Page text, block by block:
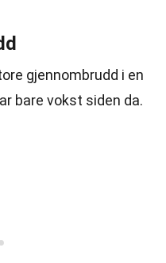
gjennombrudd i en
bare vokst siden da.